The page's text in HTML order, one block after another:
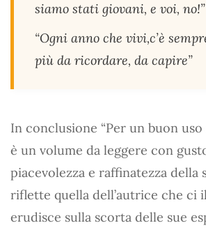
siamo stati giovani, e voi, no!”
“Ogni anno che vivi,c’è
più da ricordare, da capire”
In conclusione “Per un buon uso
è un volume da leggere con
piacevolezza e raffinatezza della
riflette quella dell’autrice che ci
erudisce sulla scorta delle sue